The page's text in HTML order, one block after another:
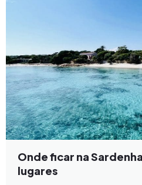
Onde ficar na
lugares